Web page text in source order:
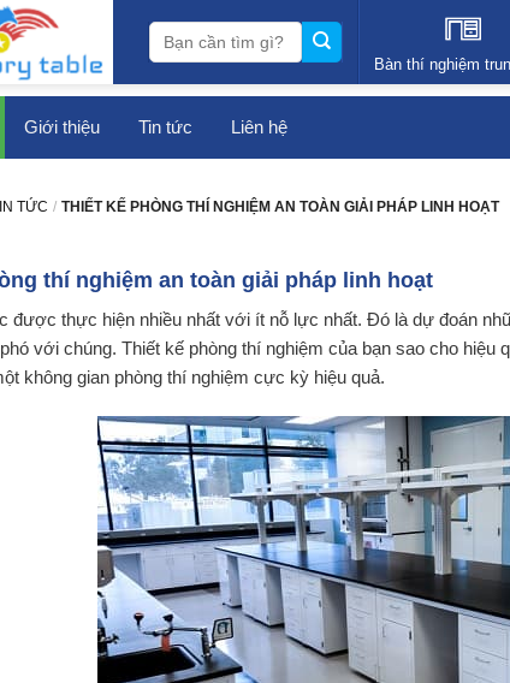
Bàn thí nghiệm
Giới thiệu Tin tức Liên hệ
TỨC / THIẾT KẾ PHÒNG THÍ NGHIỆM AN TOÀN GIẢI PHÁP LINH HOẠT
thí nghiệm an toàn giải pháp linh hoạt
được thực hiện nhiều nhất với ít nỗ lực nhất. Đó là dự đoán
với chúng. Thiết kế phòng thí nghiệm của bạn sao cho hiệu
không gian phòng thí nghiệm cực kỳ hiệu quả.